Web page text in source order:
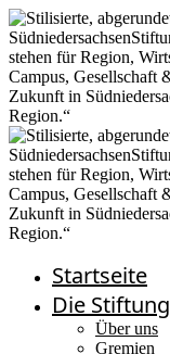
Startseite
Die Stiftung
Über uns
Gremien